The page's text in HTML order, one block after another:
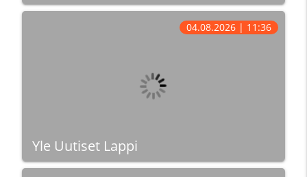
Yle Uutiset Lappi
04.08.2026 | 11:36